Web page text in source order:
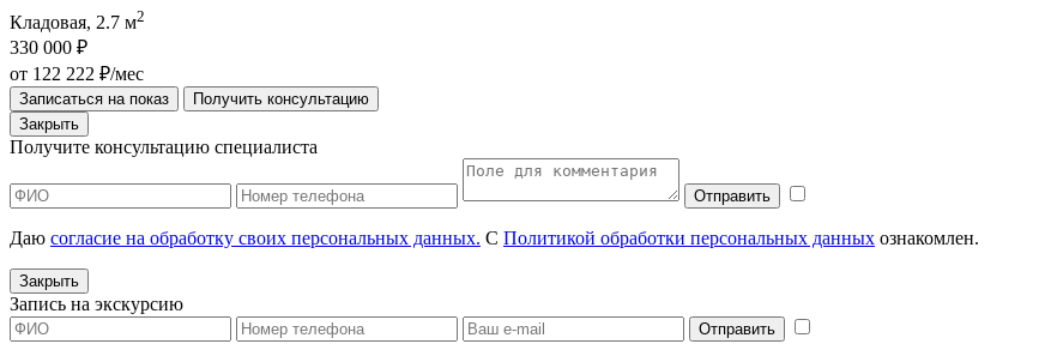
Кладовая, 2.7 м2
330 000 ₽
от 122 222 ₽/мес
Записаться на показ
Получить консультацию
Закрыть
Получите консультацию специалиста
Даю согласие на обработку своих персональных данных. С Политикой обработки персональных данных ознакомлен.
Закрыть
Запись на экскурсию